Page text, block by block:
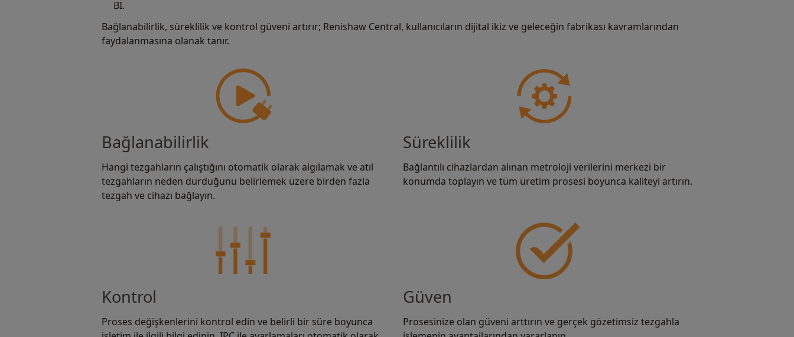
BI.
Bağlanabilirlik, süreklilik ve kontrol güveni artırır; Renishaw Central, kullanıcıların dijital ikiz ve geleceğin fabrikası kavramlarından
faydalanmasına olanak tanır.
Bağlanabilirlik
Hangi tezgahların çalıştığını otomatik olarak algılamak ve atıl
tezgahların neden durduğunu belirlemek üzere birden fazla
tezgah ve cihazı bağlayın.
Süreklilik
Bağlantılı cihazlardan alınan metroloji verilerini merkezi bir
konumda toplayın ve tüm üretim prosesi boyunca kaliteyi artırın.
Kontrol
Proses değişkenlerini kontrol edin ve belirli bir süre boyunca
Güven
Prosesinize olan güveni arttırın ve gerçek gözetimsiz tezgahla